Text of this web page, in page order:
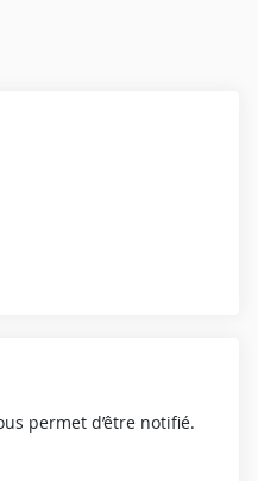
permet d’être notifié.